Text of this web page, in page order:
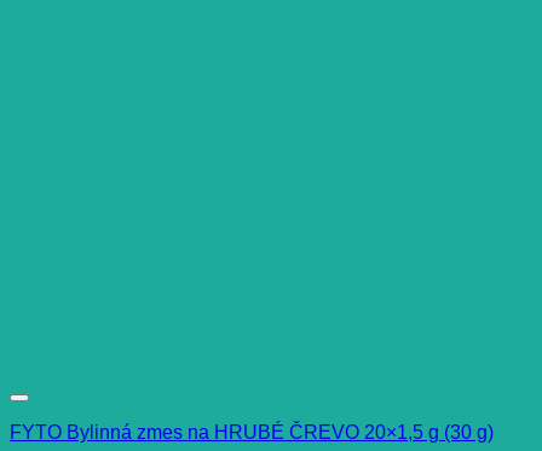
FYTO Bylinná zmes na HRUBÉ ČREVO 20×1,5 g (30 g)